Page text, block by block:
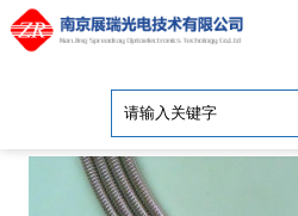
多分支玻璃光纤束